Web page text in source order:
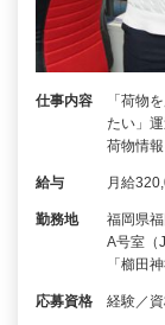
仕事内容
「荷物
たい」
荷物情
給与 月給
勤務地
福岡県
A号室（
「櫛田
応募資格 経験／